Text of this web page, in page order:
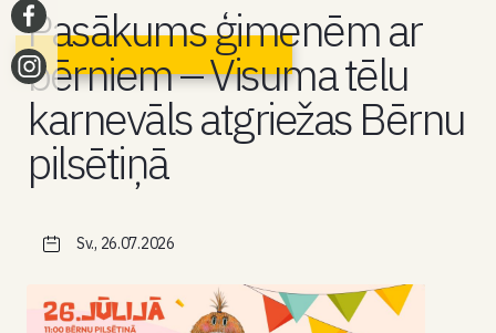
Pasākums ģimenēm ar
bērniem – Visuma tēlu
karnevāls atgriežas Bērnu
pilsētiņā
Sv., 26.07.2026